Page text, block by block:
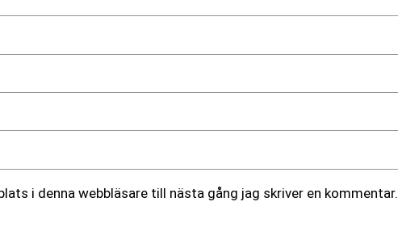
i denna webbläsare till nästa gång jag skriver en kommentar.